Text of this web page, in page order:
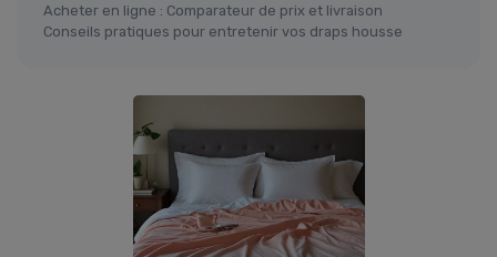
Acheter en ligne : Comparateur de prix et livraison
Conseils pratiques pour entretenir vos draps housse